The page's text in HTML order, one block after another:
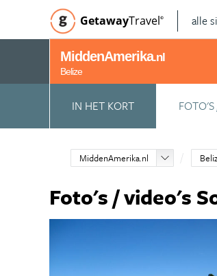
GetawayTravel© alle
MiddenAmerika.nl
Belize
IN HET KORT
MiddenAmerika.nl
Foto's / video's